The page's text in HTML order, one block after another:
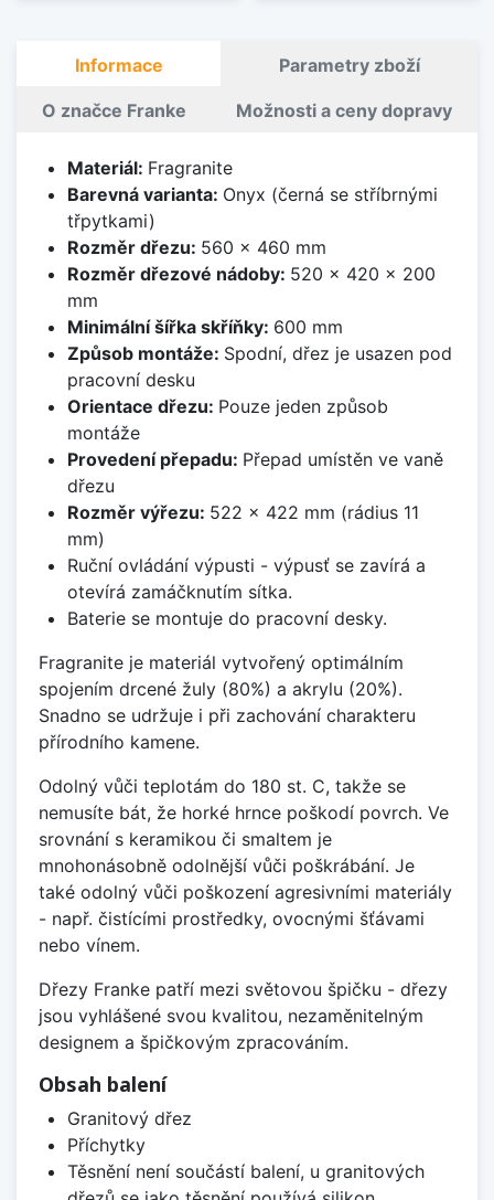
Informace Parametry zboží
O značce Franke Možnosti a ceny dopravy
Materiál: Fragranite
Barevná varianta: Onyx (černá se stříbrnými
třpytkami)
Rozměr dřezu: 560 x 460 mm
Rozměr dřezové nádoby: 520 x 420 x 200
mm
Minimální šířka skříňky: 600 mm
Způsob montáže: Spodní, dřez je usazen pod
pracovní desku
Orientace dřezu: Pouze jeden způsob
montáže
Provedení přepadu: Přepad umístěn ve vaně
dřezu
Rozměr výřezu: 522 x 422 mm (rádius 11
mm)
Ruční ovládání výpusti - výpusť se zavírá a
otevírá zamáčknutím sítka.
Baterie se montuje do pracovní desky.
Fragranite je materiál vytvořený optimálním
spojením drcené žuly (80%) a akrylu (20%).
Snadno se udržuje i při zachování charakteru
přírodního kamene.
Odolný vůči teplotám do 180 st. C, takže se
nemusíte bát, že horké hrnce poškodí povrch. Ve
srovnání s keramikou či smaltem je
mnohonásobně odolnější vůči poškrábání. Je
také odolný vůči poškození agresivními materiály
- např. čistícími prostředky, ovocnými šťávami
nebo vínem.
Dřezy Franke patří mezi světovou špičku - dřezy
jsou vyhlášené svou kvalitou, nezaměnitelným
designem a špičkovým zpracováním.
Obsah balení
Granitový dřez
Příchytky
Těsnění není součástí balení, u granitových